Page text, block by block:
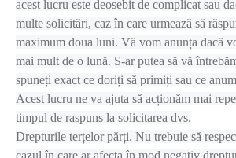
acest lucru este deosebit de complicat sau
multe solicitări, caz în care urmează să
maximum doua luni. Vă vom anunța dacă
mai mult de o lună. S-ar putea să vă
spuneți exact ce doriți să primiți sau ce
Acest lucru ne va ajuta să acționăm mai
timpul de raspuns la solicitarea dvs.
Drepturile terțelor părți. Nu trebuie să
cazul în care ar afecta în mod negativ